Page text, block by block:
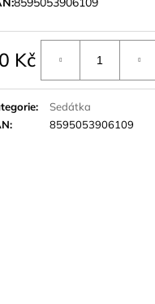
Kč
:
Sedátka
: 8595053906109